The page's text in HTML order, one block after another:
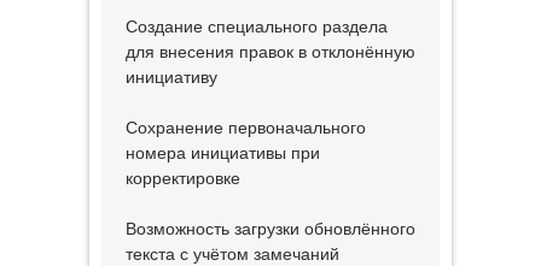
Создание специального раздела
для внесения правок в отклонённую
инициативу
Сохранение первоначального
номера инициативы при
корректировке
Возможность загрузки обновлённого
текста с учётом замечаний